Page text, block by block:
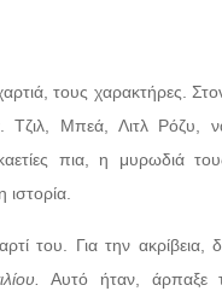
τους χαρακτήρες.
Μπεά, Λιτλ Ρόζυ,
πια, η μυρωδιά τους
ιστορία.
του. Για την ακρίβεια,
Αυτό ήταν, άρπαξε